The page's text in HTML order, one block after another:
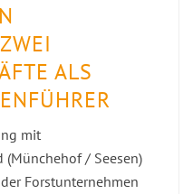
ALS
mit
(Münchehof / Seesen)
Forstunternehmen